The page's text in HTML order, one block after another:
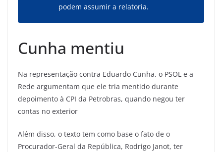
podem assumir a relatoria.
Cunha mentiu
Na representação contra Eduardo Cunha, o PSOL e a
Rede argumentam que ele tria mentido durante
depoimento à CPI da Petrobras, quando negou ter
contas no exterior
Além disso, o texto tem como base o fato de o
Procurador-Geral da República, Rodrigo Janot, ter